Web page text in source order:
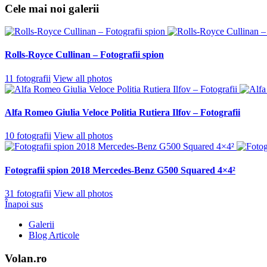
Cele mai noi galerii
Rolls-Royce Cullinan – Fotografii spion
11 fotografii View all photos
Alfa Romeo Giulia Veloce Politia Rutiera Ilfov – Fotografii
10 fotografii View all photos
Fotografii spion 2018 Mercedes-Benz G500 Squared 4×4²
31 fotografii View all photos
Înapoi sus
Galerii
Blog Articole
Volan.ro